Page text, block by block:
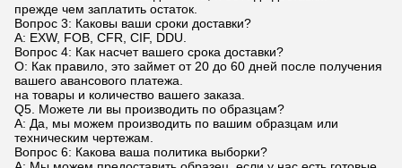
прежде чем заплатить остаток.
Вопрос 3: Каковы ваши сроки доставки?
A: EXW, FOB, CFR, CIF, DDU.
Вопрос 4: Как насчет вашего срока доставки?
О: Как правило, это займет от 20 до 60 дней после получения
вашего авансового платежа.
на товары и количество вашего заказа.
Q5. Можете ли вы производить по образцам?
A: Да, мы можем производить по вашим образцам или
техническим чертежам.
Вопрос 6: Какова ваша политика выборки?